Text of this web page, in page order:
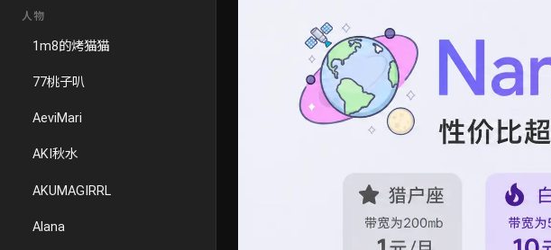
人物
1m8的烤猫猫
77桃子叭
AeviMari
AKI秋水
AKUMAGIRRL
Alana